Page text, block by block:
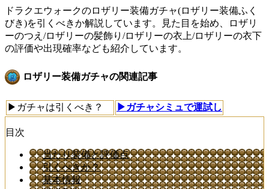
ドラクエウォークのロザリー装備ガチャ(ロザリー装備ふく
びき)を引くべきか解説しています。見た目を始め、ロザリ
ーのつえ/ロザリーの髪飾り/ロザリーの衣上/ロザリーの衣下
の評価や出現確率なども紹介しています。
ロザリー装備ガチャの関連記事
▶ガチャは引くべき？ ▶ガチャシミュで運試し
目次
当たり装備と評価点
引くべきか？
基本情報